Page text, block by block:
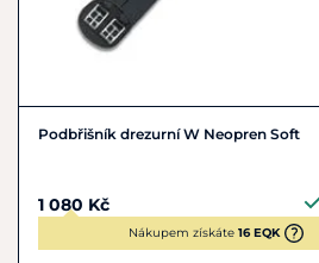
Podbřišník drezurní W Neopren Soft
1 080 Kč
Nákupem získáte 16 EQK